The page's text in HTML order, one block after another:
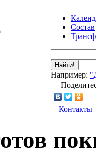
Состав
Найти!
Например:
Контакты